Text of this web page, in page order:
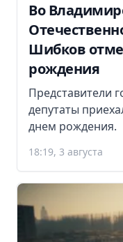
Во
Шибков
рождения
Представители
депутаты
днем рождения.
18:19, 3 августа